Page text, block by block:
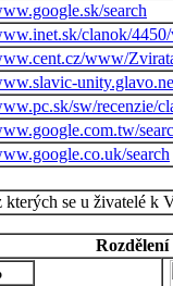
search
clanok/
www/
sw/recenzie/
search
se u živatelé k